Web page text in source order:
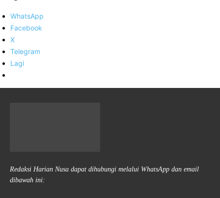
WhatsApp
Facebook
X
Telegram
Lagi
Redaksi Harian Nusa dapat dihubungi melalui WhatsApp dan email
dibawah ini: